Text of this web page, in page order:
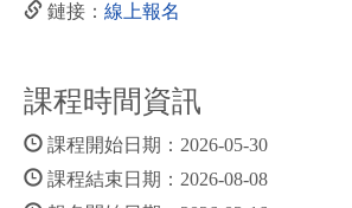
鏈接： 線上報名
課程時間資訊
課程開始日期：2026-05-30
課程結束日期：2026-08-08